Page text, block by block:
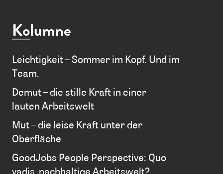
Kolumne
Leichtigkeit – Sommer im Kopf. Und im
Team.
Demut – die stille Kraft in einer
lauten Arbeitswelt
Mut – die leise Kraft unter der
Oberfläche
GoodJobs People Perspective: Quo
vadis, nachhaltige Arbeitswelt?